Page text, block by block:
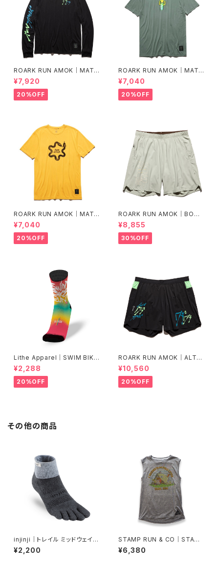
ROARK RUN AMOK｜MATHI
S LS col.BLACK FJORD
¥7,920
20%OFF
ROARK RUN AMOK｜MATHI
S CORE SS col.FOREST
¥7,040
20%OFF
ROARK RUN AMOK｜MATHI
S CORE SS col.SUNBURST
¥7,040
20%OFF
ROARK RUN AMOK｜BOM
MER 2.0 7" Col.CHAPARRA
L
¥8,855
30%OFF
Lithe Apparel｜SWIM BIKE
RUN [COLOR]
¥2,288
20%OFF
ROARK RUN AMOK｜ALTA
5" Col.BLACK FJORD
¥10,560
20%OFF
その他の商品
injinji｜トレイル ミッドウェイト
ミニクルー（グラナイト）
¥2,200
STAMP RUN & CO｜STAMP
DAILY TANK (LIFE IN THE
WOODS )
¥6,380